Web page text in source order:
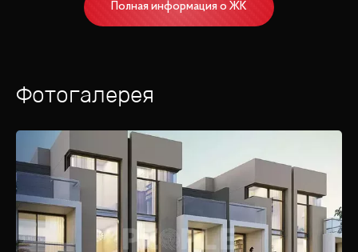
Полная информация о ЖК
Фотогалерея